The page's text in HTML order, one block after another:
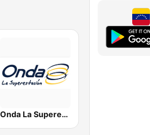
Onda La Superestación